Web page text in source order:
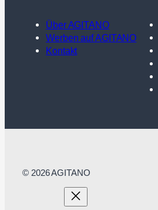
Über AGITANO
Werben auf AGITANO
Kontakt
© 2026 AGITANO